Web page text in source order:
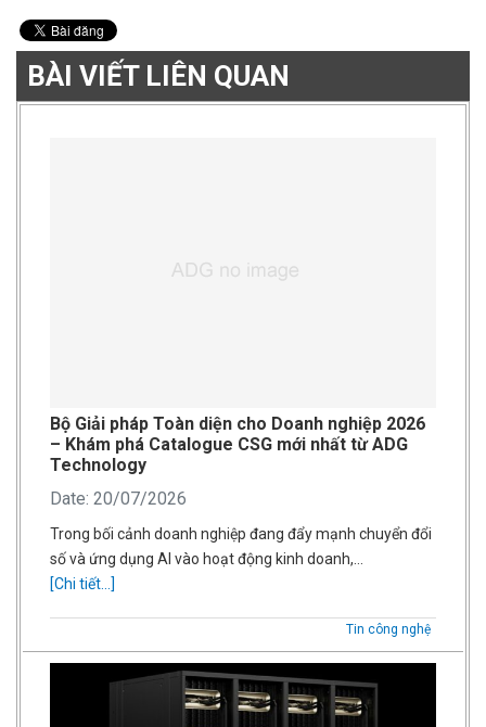
BÀI VIẾT LIÊN QUAN
Bộ Giải pháp Toàn diện cho Doanh nghiệp 2026
– Khám phá Catalogue CSG mới nhất từ ADG
Technology
Date: 20/07/2026
Trong bối cảnh doanh nghiệp đang đẩy mạnh chuyển đổi
số và ứng dụng AI vào hoạt động kinh doanh,…
[Chi tiết...]
Tin công nghệ